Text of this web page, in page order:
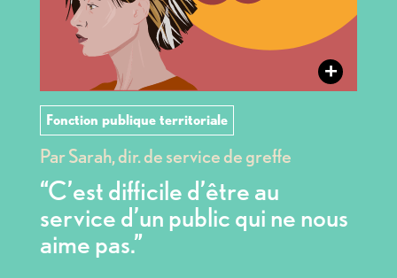
+
Fonction publique territoriale
Par Sarah, dir. de service de greffe
“C’est difficile d’être au
service d’un public qui ne nous
aime pas.”